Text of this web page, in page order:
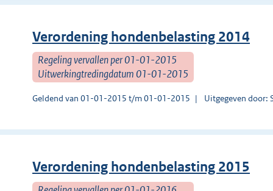
Verordening hondenbelasting 2014
Regeling vervallen per 01-01-2015
Uitwerkingtredingdatum 01-01-2015
Geldend van 01-01-2015 t/m 01-01-2015 Uitgegeven door:
Verordening hondenbelasting 2015